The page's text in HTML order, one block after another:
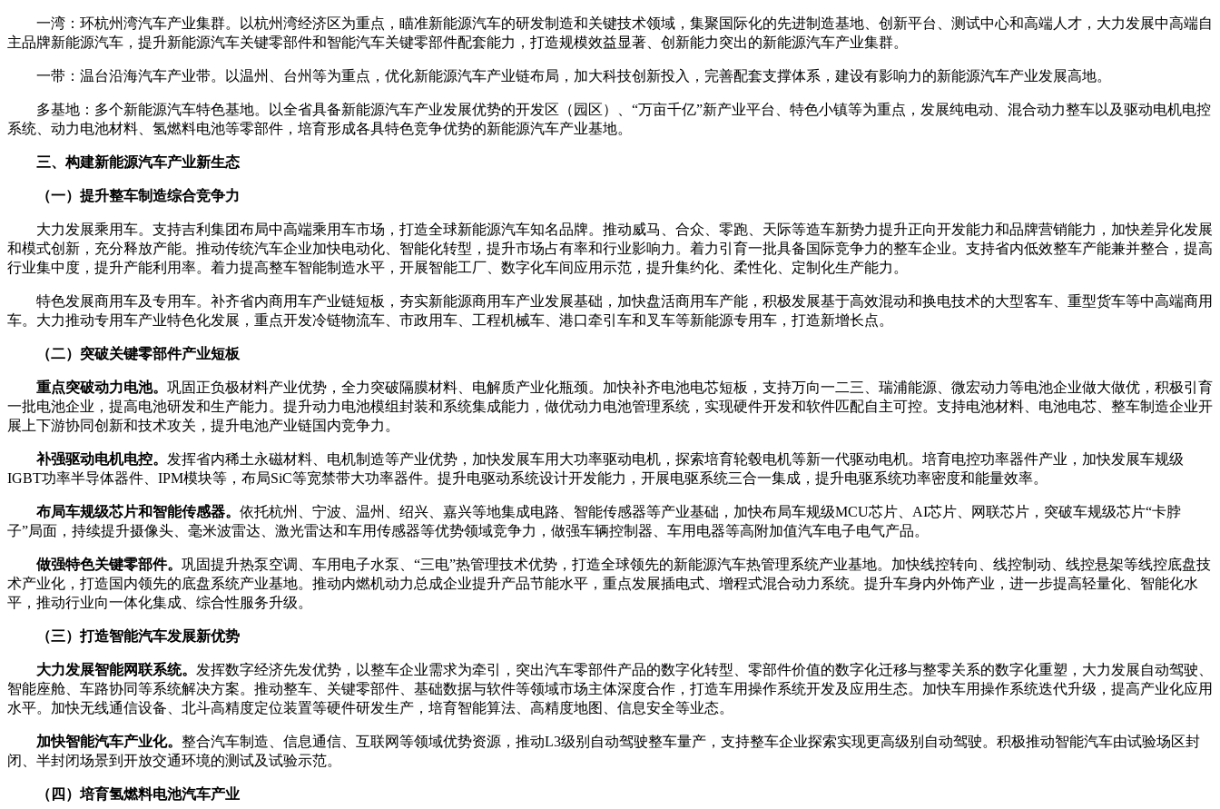
一湾：环杭州湾汽车产业集群。以杭州湾经济区为重点，瞄准新能源汽车的研发制造和关键技术领域，集聚国际化的先进制造基地、创新平台、测试中心和高端人才，大力发展中高端自
主品牌新能源汽车，提升新能源汽车关键零部件和智能汽车关键零部件配套能力，打造规模效益显著、创新能力突出的新能源汽车产业集群。
一带：温台沿海汽车产业带。以温州、台州等为重点，优化新能源汽车产业链布局，加大科技创新投入，完善配套支撑体系，建设有影响力的新能源汽车产业发展高地。
多基地：多个新能源汽车特色基地。以全省具备新能源汽车产业发展优势的开发区（园区）、“万亩千亿”新产业平台、特色小镇等为重点，发展纯电动、混合动力整车以及驱动电机电控
系统、动力电池材料、氢燃料电池等零部件，培育形成各具特色竞争优势的新能源汽车产业基地。
三、构建新能源汽车产业新生态
（一）提升整车制造综合竞争力
大力发展乘用车。支持吉利集团布局中高端乘用车市场，打造全球新能源汽车知名品牌。推动威马、合众、零跑、天际等造车新势力提升正向开发能力和品牌营销能力，加快差异化发展
和模式创新，充分释放产能。推动传统汽车企业加快电动化、智能化转型，提升市场占有率和行业影响力。着力引育一批具备国际竞争力的整车企业。支持省内低效整车产能兼并整合，提高
行业集中度，提升产能利用率。着力提高整车智能制造水平，开展智能工厂、数字化车间应用示范，提升集约化、柔性化、定制化生产能力。
特色发展商用车及专用车。补齐省内商用车产业链短板，夯实新能源商用车产业发展基础，加快盘活商用车产能，积极发展基于高效混动和换电技术的大型客车、重型货车等中高端商用
车。大力推动专用车产业特色化发展，重点开发冷链物流车、市政用车、工程机械车、港口牵引车和叉车等新能源专用车，打造新增长点。
（二）突破关键零部件产业短板
重点突破动力电池。 巩固正负极材料产业优势，全力突破隔膜材料、电解质产业化瓶颈。加快补齐电池电芯短板，支持万向一二三、瑞浦能源、微宏动力等电池企业做大做优，积极引育
一批电池企业，提高电池研发和生产能力。提升动力电池模组封装和系统集成能力，做优动力电池管理系统，实现硬件开发和软件匹配自主可控。支持电池材料、电池电芯、整车制造企业开
展上下游协同创新和技术攻关，提升电池产业链国内竞争力。
补强驱动电机电控。 发挥省内稀土永磁材料、电机制造等产业优势，加快发展车用大功率驱动电机，探索培育轮毂电机等新一代驱动电机。培育电控功率器件产业，加快发展车规级
IGBT功率半导体器件、IPM模块等，布局SiC等宽禁带大功率器件。提升电驱动系统设计开发能力，开展电驱系统三合一集成，提升电驱系统功率密度和能量效率。
布局车规级芯片和智能传感器。 依托杭州、宁波、温州、绍兴、嘉兴等地集成电路、智能传感器等产业基础，加快布局车规级MCU芯片、AI芯片、网联芯片，突破车规级芯片“卡脖
子”局面，持续提升摄像头、毫米波雷达、激光雷达和车用传感器等优势领域竞争力，做强车辆控制器、车用电器等高附加值汽车电子电气产品。
做强特色关键零部件。 巩固提升热泵空调、车用电子水泵、“三电”热管理技术优势，打造全球领先的新能源汽车热管理系统产业基地。加快线控转向、线控制动、线控悬架等线控底盘技
术产业化，打造国内领先的底盘系统产业基地。推动内燃机动力总成企业提升产品节能水平，重点发展插电式、增程式混合动力系统。提升车身内外饰产业，进一步提高轻量化、智能化水
平，推动行业向一体化集成、综合性服务升级。
（三）打造智能汽车发展新优势
大力发展智能网联系统。 发挥数字经济先发优势，以整车企业需求为牵引，突出汽车零部件产品的数字化转型、零部件价值的数字化迁移与整零关系的数字化重塑，大力发展自动驾驶、
智能座舱、车路协同等系统解决方案。推动整车、关键零部件、基础数据与软件等领域市场主体深度合作，打造车用操作系统开发及应用生态。加快车用操作系统迭代升级，提高产业化应用
水平。加快无线通信设备、北斗高精度定位装置等硬件研发生产，培育智能算法、高精度地图、信息安全等业态。
加快智能汽车产业化。 整合汽车制造、信息通信、互联网等领域优势资源，推动L3级别自动驾驶整车量产，支持整车企业探索实现更高级别自动驾驶。积极推动智能汽车由试验场区封
闭、半封闭场景到开放交通环境的测试及试验示范。
（四）培育氢燃料电池汽车产业